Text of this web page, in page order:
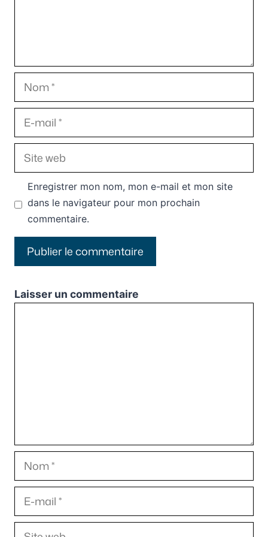
Nom
E-
mail
Site
web
Enregistrer mon nom, mon e-mail et mon site
dans le navigateur pour mon prochain
commentaire.
Laisser un commentaire
Nom
E-
mail
Site